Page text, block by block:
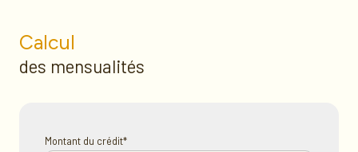
Calcul
des mensualités
Montant du crédit*